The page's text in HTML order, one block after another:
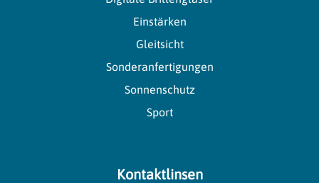
Einstärken
Gleitsicht
Sonderanfertigungen
Sonnenschutz
Sport
Kontaktlinsen